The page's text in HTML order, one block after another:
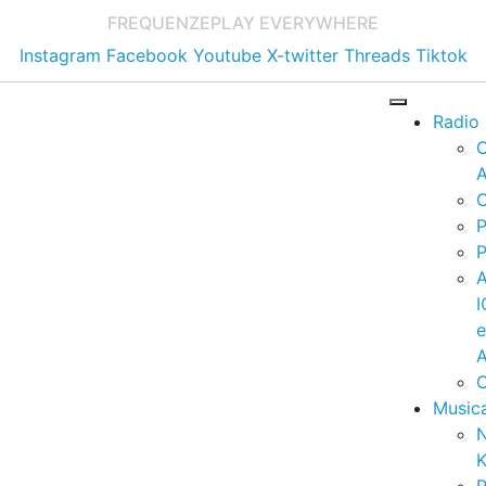
FREQUENZEPLAY EVERYWHERE
Instagram Facebook Youtube X-twitter Threads Tiktok
Radio
e